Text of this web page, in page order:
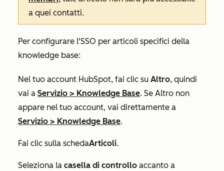
a quei contatti.
Per configurare l'SSO per articoli specifici della
knowledge base:
Nel tuo account HubSpot, fai clic su Altro, quindi
vai a Servizio > Knowledge Base. Se Altro non
appare nel tuo account, vai direttamente a
Servizio > Knowledge Base.
Fai clic sulla schedaArticoli.
Seleziona la casella di controllo accanto a